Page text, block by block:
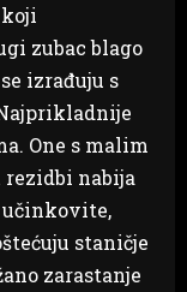
zubac blago
izrađuju s
One s malim
nabija
učinkovite,
staničje
zarastanje